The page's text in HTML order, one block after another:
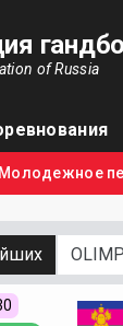
of Russia
Молодежное